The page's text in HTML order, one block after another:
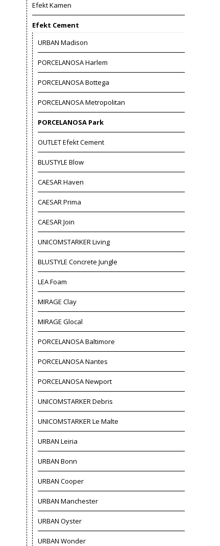
Efekt Kamen
Efekt Cement
URBAN Madison
PORCELANOSA Harlem
PORCELANOSA Bottega
PORCELANOSA Metropolitan
PORCELANOSA Park
OUTLET Efekt Cement
BLUSTYLE Blow
CAESAR Haven
CAESAR Prima
CAESAR Join
UNICOMSTARKER Living
BLUSTYLE Concrete Jungle
LEA Foam
MIRAGE Clay
MIRAGE Glocal
PORCELANOSA Baltimore
PORCELANOSA Nantes
PORCELANOSA Newport
UNICOMSTARKER Debris
UNICOMSTARKER Le Malte
URBAN Leiria
URBAN Bonn
URBAN Cooper
URBAN Manchester
URBAN Oyster
URBAN Wonder